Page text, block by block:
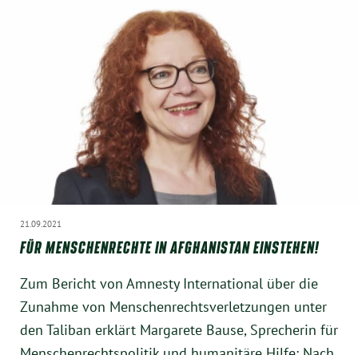
21.09.2021
FÜR MENSCHENRECHTE IN AFGHANISTAN EINSTEHEN!
Zum Bericht von Amnesty International über die
Zunahme von Menschenrechtsverletzungen unter
den Taliban erklärt Margarete Bause, Sprecherin für